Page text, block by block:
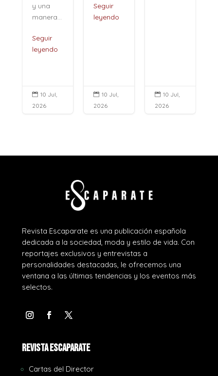
y una
manera...
Seguir
leyendo
 10 Jul,
2026
Seguir
leyendo
 10 Jul,
2026
 10 Jul,
2026
Revista Escaparate es una publicación española
dedicada a la sociedad, moda y estilo de vida. Con
reportajes exclusivos y entrevistas a
personalidades destacadas, le ofrecemos una
ventana a las últimas tendencias y los eventos más
selectos.
REVISTA ESCAPARATE
Cartas del Director